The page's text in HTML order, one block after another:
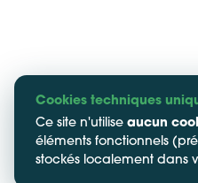
Cookies techniques
Ce site n'utilise aucun
éléments fonctionnels
stockés localement dans